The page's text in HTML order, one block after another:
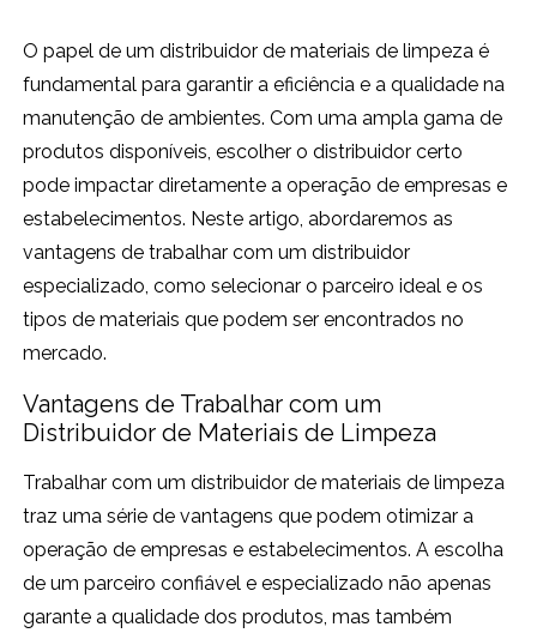
O papel de um distribuidor de materiais de limpeza é
fundamental para garantir a eficiência e a qualidade na
manutenção de ambientes. Com uma ampla gama de
produtos disponíveis, escolher o distribuidor certo
pode impactar diretamente a operação de empresas e
estabelecimentos. Neste artigo, abordaremos as
vantagens de trabalhar com um distribuidor
especializado, como selecionar o parceiro ideal e os
tipos de materiais que podem ser encontrados no
mercado.
Vantagens de Trabalhar com um
Distribuidor de Materiais de Limpeza
Trabalhar com um distribuidor de materiais de limpeza
traz uma série de vantagens que podem otimizar a
operação de empresas e estabelecimentos. A escolha
de um parceiro confiável e especializado não apenas
garante a qualidade dos produtos, mas também